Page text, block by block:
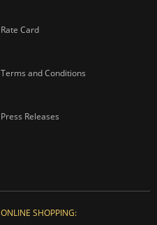
Rate Card
Terms and Conditions
Press Releases
ONLINE SHOPPING: